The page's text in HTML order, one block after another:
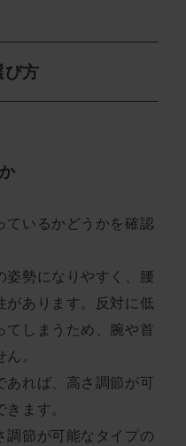
方
ているかどうかを確認
姿勢になりやすく、腰
があります。反対に低
てしまうため、腕や首
。
あれば、高さ調節が可
ます。
調節が可能なタイプの